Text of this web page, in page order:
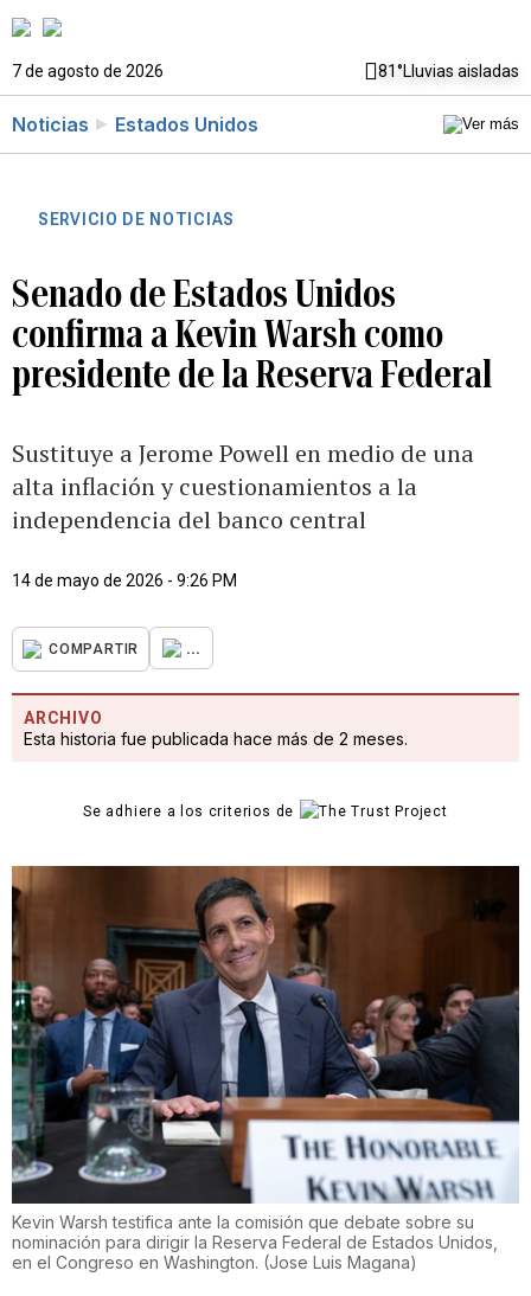
7 de agosto de 2026 81°Lluvias aisladas
Noticias Estados Unidos
SERVICIO DE NOTICIAS
Senado de Estados Unidos
confirma a Kevin Warsh como
presidente de la Reserva Federal
Sustituye a Jerome Powell en medio de una
alta inflación y cuestionamientos a la
independencia del banco central
14 de mayo de 2026 - 9:26 PM
COMPARTIR ...
ARCHIVO
Esta historia fue publicada hace más de 2 meses.
Se adhiere a los criterios de
Kevin Warsh testifica ante la comisión que debate sobre su
nominación para dirigir la Reserva Federal de Estados Unidos,
en el Congreso en Washington. (Jose Luis Magana)